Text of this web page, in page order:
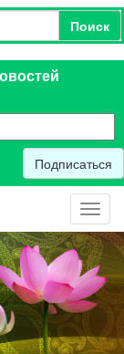
Поиск
Подписаться